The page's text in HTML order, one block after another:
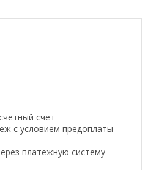
счет
с условием предоплаты
платежную систему